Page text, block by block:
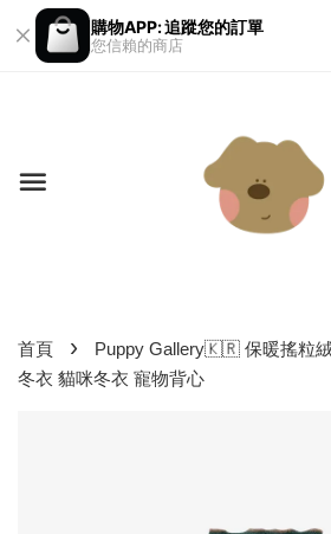
購物APP: 追蹤您的訂單
您信賴的商店
首頁 ›
Puppy Gallery🇰🇷 保暖搖粒
冬衣 貓咪冬衣 寵物背心